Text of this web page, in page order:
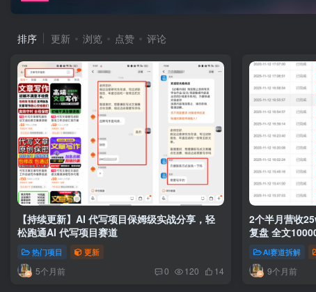
排序 更新 浏览 点赞 评论
【持续更新】AI 代写项目保姆级实战分享，轻
松跑通AI 代写项目赛道
热门项目 更新
5个月前 0 120 14
2个半月营收
复盘 全文
AI赛道拆解
9个月前